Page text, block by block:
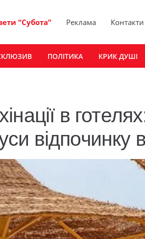
“Субота” Реклама Контакти
ПОЛІТИКА КРИК ДУШІ
в
відпочинку